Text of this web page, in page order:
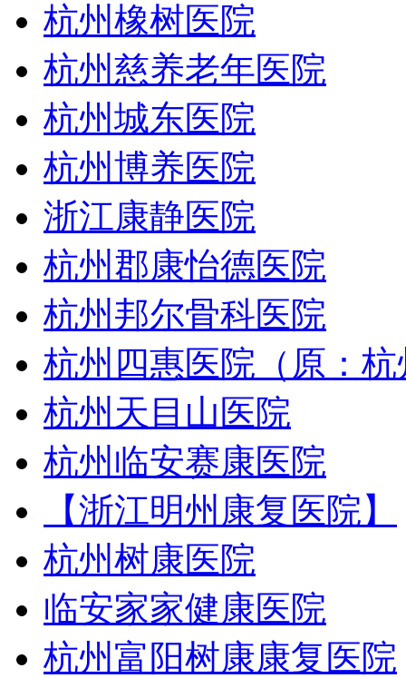
杭州橡树医院
杭州慈养老年医院
杭州城东医院
杭州博养医院
浙江康静医院
杭州郡康怡德医院
杭州邦尔骨科医院
杭州四惠医院（原：
杭州天目山医院
杭州临安赛康医院
【浙江明州康复医院】
杭州树康医院
临安家家健康医院
杭州富阳树康康复医院